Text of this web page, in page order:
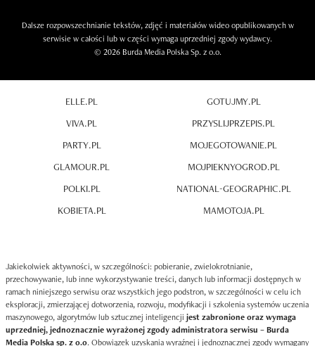
Dalsze rozpowszechnianie tekstów, zdjęć i materiałów wideo opublikowanych w
serwisie w całości lub w części wymaga uprzedniej zgody wydawcy.
© 2026 Burda Media Polska Sp. z o.o.
ELLE.PL
VIVA.PL
PARTY.PL
GLAMOUR.PL
POLKI.PL
KOBIETA.PL
GOTUJMY.PL
PRZYSLIJPRZEPIS.PL
MOJEGOTOWANIE.PL
MOJPIEKNYOGROD.PL
NATIONAL-GEOGRAPHIC.PL
MAMOTOJA.PL
Jakiekolwiek aktywności, w szczególności: pobieranie, zwielokrotnianie,
przechowywanie, lub inne wykorzystywanie treści, danych lub informacji dostępnych w
ramach niniejszego serwisu oraz wszystkich jego podstron, w szczególności w celu ich
eksploracji, zmierzającej dotworzenia, rozwoju, modyfikacji i szkolenia systemów uczenia
maszynowego, algorytmów lub sztucznej inteligencji jest zabronione oraz wymaga
uprzedniej, jednoznacznie wyrażonej zgody administratora serwisu – Burda
Media Polska sp. z o.o. Obowiązek uzyskania wyraźnej i jednoznacznej zgody wymagany